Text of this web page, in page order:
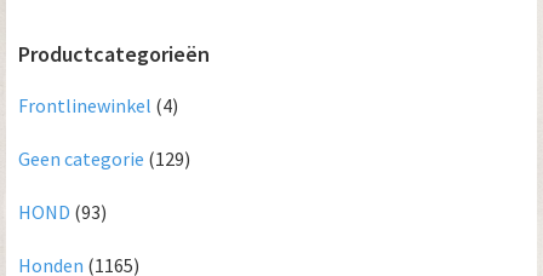
Productcategorieën
Frontlinewinkel (4)
Geen categorie (129)
HOND (93)
Honden (1165)